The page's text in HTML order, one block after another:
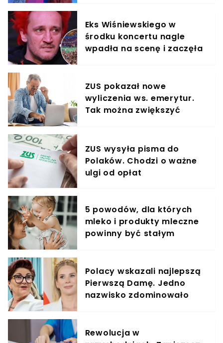
Eks Wiśniewskiego w
środku koncertu nagle
wpadła na scenę i zaczęła
ZUS pokazał nowe
wyliczenia ws. emerytur.
Tak można zwiększyć
ZUS wysyła pisma do
Polaków. Chodzi o ważne
ulgi od opłat
5 powodów, dla których
mleko i produkty mleczne
powinny być stałym
Polacy wskazali najlepszą
Pierwszą Damę. Jedno
nazwisko zdominowało
Rewolucja w